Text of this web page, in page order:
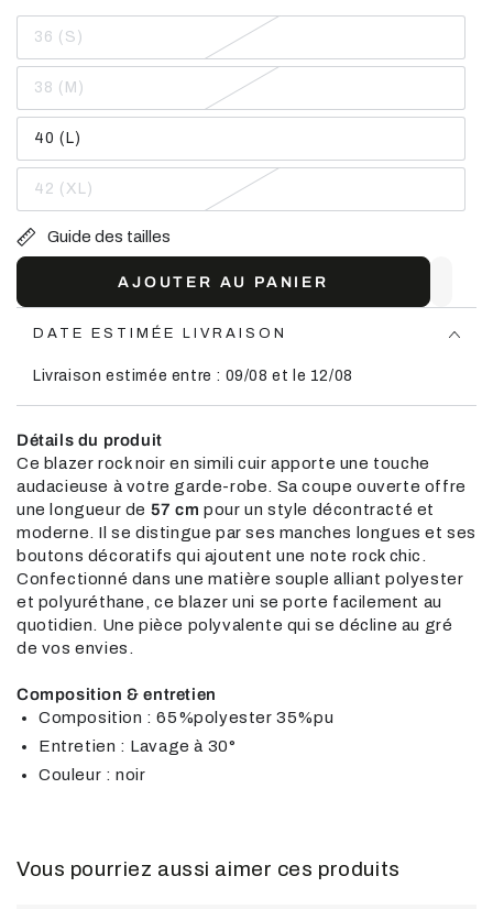
36 (S)
Variante
épuisée
indisponible
38 (M)
Variante
épuisée
indisponible
40 (L)
Variante
épuisée
indisponible
42 (XL)
Variante
épuisée
indisponible
Guide des tailles
AJOUTER AU PANIER
DATE ESTIMÉE LIVRAISON
Livraison estimée entre : 09/08 et le 12/08
Détails du produit
Ce blazer rock noir en simili cuir apporte une touche
audacieuse à votre garde-robe. Sa coupe ouverte offre
une longueur de 57 cm pour un style décontracté et
moderne. Il se distingue par ses manches longues et ses
boutons décoratifs qui ajoutent une note rock chic.
Confectionné dans une matière souple alliant polyester
et polyuréthane, ce blazer uni se porte facilement au
quotidien. Une pièce polyvalente qui se décline au gré
de vos envies.
Composition & entretien
Composition : 65%polyester 35%pu
Entretien : Lavage à 30°
Couleur : noir
Vous pourriez aussi aimer ces produits